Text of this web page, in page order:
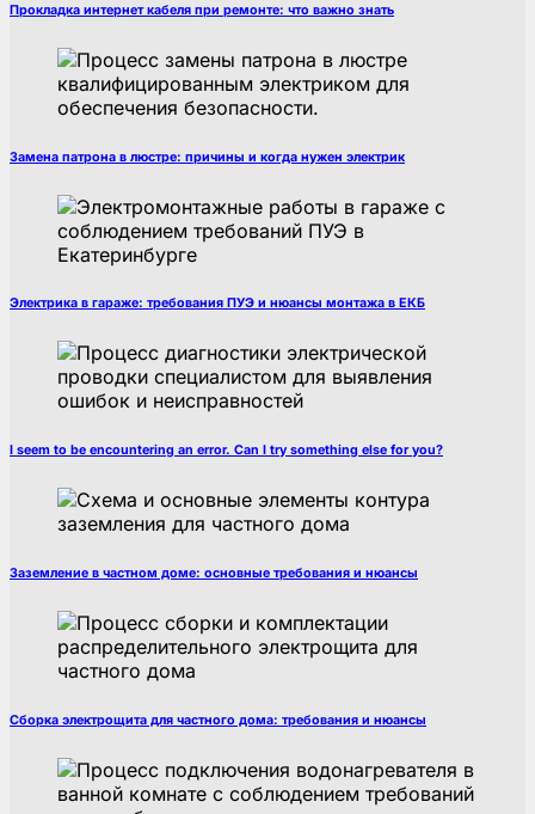
Прокладка интернет кабеля при ремонте: что важно знать
Замена патрона в люстре: причины и когда нужен электрик
Электрика в гараже: требования ПУЭ и нюансы монтажа в ЕКБ
I seem to be encountering an error. Can I try something else for you?
Заземление в частном доме: основные требования и нюансы
Сборка электрощита для частного дома: требования и нюансы